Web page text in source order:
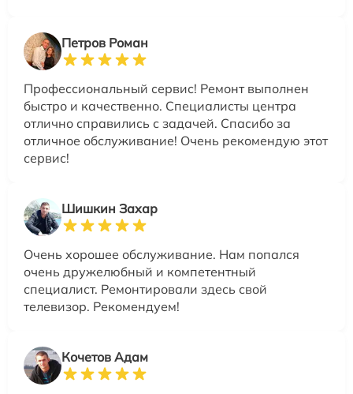
Петров Роман
Профессиональный сервис! Ремонт выполнен
быстро и качественно. Специалисты центра
отлично справились с задачей. Спасибо за
отличное обслуживание! Очень рекомендую этот
сервис!
Шишкин Захар
Очень хорошее обслуживание. Нам попался
очень дружелюбный и компетентный
специалист. Ремонтировали здесь свой
телевизор. Рекомендуем!
Кочетов Адам